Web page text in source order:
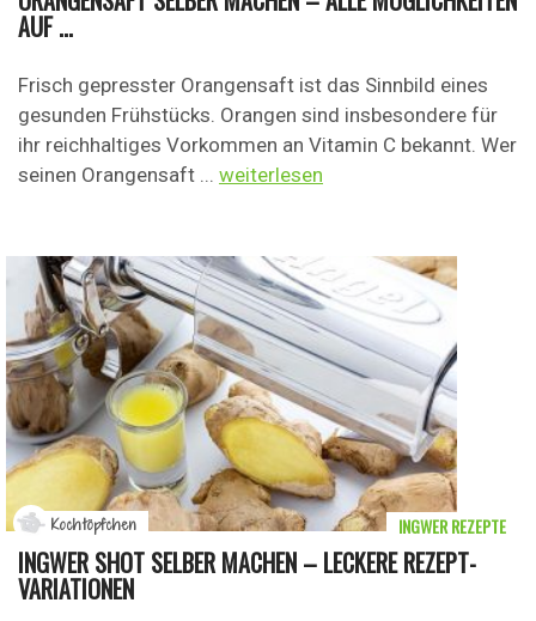
AUF ...
Frisch gepresster Orangensaft ist das Sinnbild eines
gesunden Frühstücks. Orangen sind insbesondere für
ihr reichhaltiges Vorkommen an Vitamin C bekannt. Wer
seinen Orangensaft ... weiterlesen
INGWER SHOT SELBER MACHEN – LECKERE REZEPT-
VARIATIONEN
INGWER REZEPTE
Kochtöpfchen